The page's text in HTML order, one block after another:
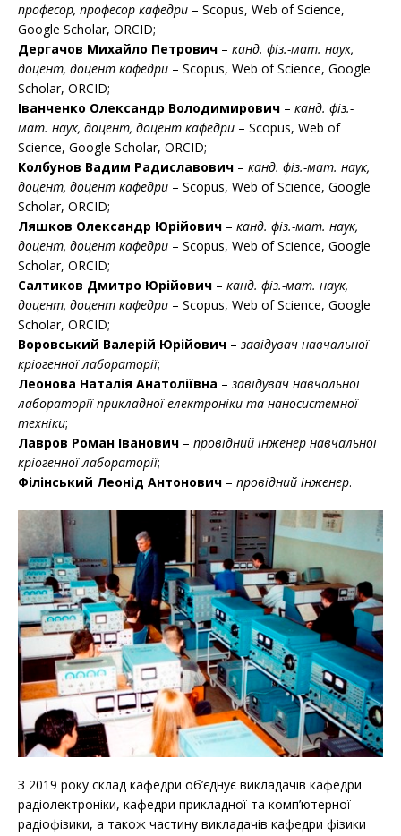
професор, професор кафедри – Scopus, Web of Science,
Google Scholar, ORCID;
Дергачов Михайло Петрович – канд. фіз.-мат. наук,
доцент, доцент кафедри – Scopus, Web of Science, Google
Scholar, ORCID;
Іванченко Олександр Володимирович – канд. фіз.-
мат. наук, доцент, доцент кафедри – Scopus, Web of
Science, Google Scholar, ORCID;
Колбунов Вадим Радиславович – канд. фіз.-мат. наук,
доцент, доцент кафедри – Scopus, Web of Science, Google
Scholar, ORCID;
Ляшков Олександр Юрійович – канд. фіз.-мат. наук,
доцент, доцент кафедри – Scopus, Web of Science, Google
Scholar, ORCID;
Салтиков Дмитро Юрійович – канд. фіз.-мат. наук,
доцент, доцент кафедри – Scopus, Web of Science, Google
Scholar, ORCID;
Воровський Валерій Юрійович – завідувач навчальної
кріогенної лабораторії;
Леонова Наталія Анатоліївна – завідувач навчальної
лабораторії прикладної електроніки та наносистемної
техніки;
Лавров Роман Іванович – провідний інженер навчальної
кріогенної лабораторії;
Філінський Леонід Антонович – провiдний iнженер.
З 2019 року склад кафедри об’єднує викладачів кафедри
радіолектроніки, кафедри прикладної та комп’ютерної
радіофізики, а також частину викладачів кафедри фізики